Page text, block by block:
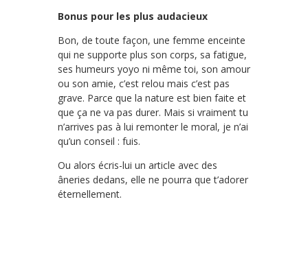
Bonus pour les plus audacieux
Bon, de toute façon, une femme enceinte
qui ne supporte plus son corps, sa fatigue,
ses humeurs yoyo ni même toi, son amour
ou son amie, c’est relou mais c’est pas
grave. Parce que la nature est bien faite et
que ça ne va pas durer. Mais si vraiment tu
n’arrives pas à lui remonter le moral, je n’ai
qu’un conseil : fuis.
Ou alors écris-lui un article avec des
âneries dedans, elle ne pourra que t’adorer
éternellement.